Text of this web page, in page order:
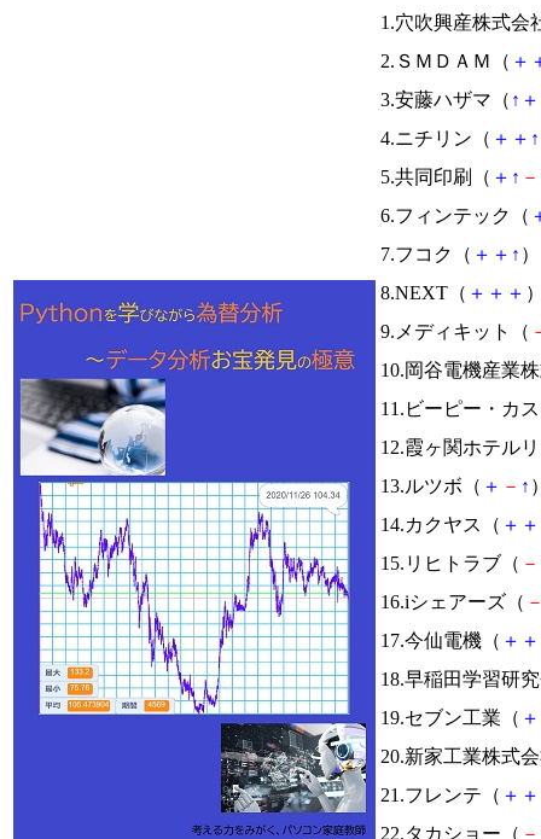
1.穴吹興産株式会
2.ＳＭＤＡＭ（ ＋
3.安藤ハザマ（ ↑ ＋
4.ニチリン（ ＋ ＋ ↑
5.共同印刷（ ＋ ↑ －
6.フィンテック（
7.フコク（ ＋ ＋ ↑
8.NEXT（ ＋ ＋ ＋
9.メディキット（
10.岡谷電機産業
11.ビーピー・カ
12.霞ヶ関ホテル
13.ルツボ（ ＋ － ↑
14.カクヤス（ ＋ ＋
15.リヒトラブ（ －
16.iシェアーズ（
17.今仙電機（ ＋ ＋
18.早稲田学習研
19.セブン工業（ ＋
20.新家工業株式
21.フレンテ（ ＋ ＋
22.タカショー（ －